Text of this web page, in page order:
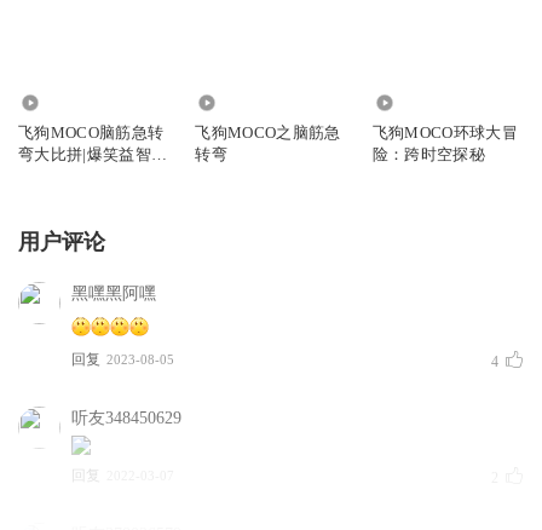
飞狗MOCO脑筋急转
弯大比拼|爆笑益智|
飞狗MOCO之脑筋急
转弯
飞狗MOCO环球大冒
险：跨时空探秘
用户评论
黑嘿黑阿嘿
回复 2023-08-05 4
听友348450629
回复